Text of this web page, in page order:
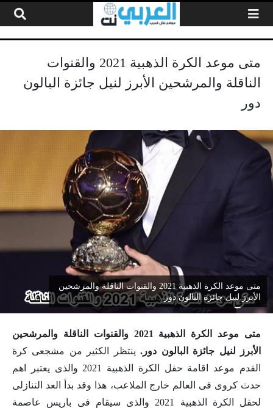
متى موعد الكرة الذهبية 2021 والقنوات
الناقلة والمرشحين الأبرز لنيل جائزة البالون
دور
متى موعد الكرة الذهبية 2021 والقنوات الناقلة والمرشحين
الأبرز لنيل جائزة البالون دور
متى موعد الكرة الذهبية 2021 والقنوات الناقلة والمرشحين
الأبرز لنيل جائزة البالون دور.ينتظر الكثير من مشجعى كرة
القدم موعد اقامة حفل الكرة الذهبية 2021 والذى يعتبر اهم
حدث كروى فى العالم خارج الملاعب، هذا وقد بدأ العد التنازلى
لحفل الكرة الذهبية 2021 والذى سيقام فى باريس عاصمة